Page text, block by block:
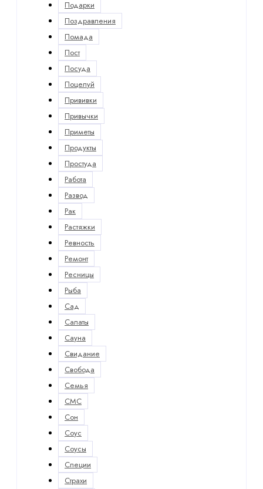
Подарки
Поздравления
Помада
Пост
Посуда
Поцелуй
Прививки
Привычки
Приметы
Продукты
Простуда
Работа
Развод
Рак
Растяжки
Ревность
Ремонт
Ресницы
Рыба
Сад
Салаты
Сауна
Свидание
Свобода
Семья
СМС
Сон
Соус
Соусы
Специи
Страхи